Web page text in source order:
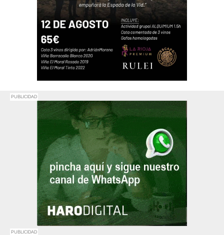
PUBLICIDAD
PUBLICIDAD